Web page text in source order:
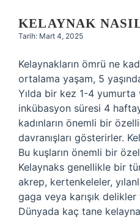
KELAYNAK
Tarih: Mart 4, 2025
Kelaynakların ömrü ne
ortalama yaşam, 5
Yılda bir kez 1-4
inkübasyon süresi 4
kadınların önemli bir
davranışları gösterirler.
Bu kuşların önemli bir
Kelaynaks genellikle bir
akrep, kertenkeleler,
gaga veya karışık
Dünyada kaç tane